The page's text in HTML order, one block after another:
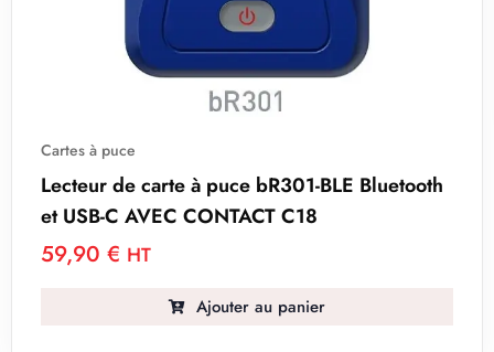
HT
Ajouter au panier